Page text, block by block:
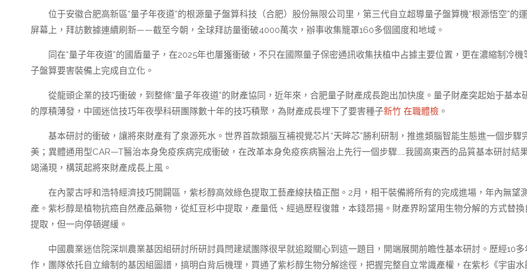
位于安徽合肥高新區“量子年夜道”的根源量子盤算科技（合肥）股份無限公司里，第三代自立超導量子盤算機“根源悟空”的
屏幕上，拜訪數據連續刷新——截至今朝，全球拜訪量衝破4000萬次，辦事收集籠罩160多個國度和地域。
同在“量子年夜道”的國盾量子，在2025年也屢獲衝破，不只在國際量子保密通訊收集扶植中占據主要位置，更在濃縮制冷機
子盤算要害裝備上完成自立化。
從龍頭企業的技巧衝破，到整條“量子年夜道”的財產協同，近年來，合肥量子財產成長跑出加快度。量子財產突起始于基本
的厚積薄發，中國迷信技巧年夜學科研團隊數十年的技巧積聚，為財產成長埋下了要害種子新竹 在職體檢 。
基本研討的衝破，讓將來財產有了泉源死水。世界首款類腦互補視覺芯片“天眸芯”勝利研制，推進類腦智能生態進一個步驟
美；異體通用型CAR—T醫治本身免疫疾病完成衝破，在改革本身免疫疾病醫治上先行一個步驟……我國高東西的品質基本研討結
竭涌現，構筑起將來財產成長上風。
在內蒙古呼和浩特經濟技巧開闢區，紫杉醇高效綠色提取工藝產線扶植正酣。2月，相干裝備將所有的完成進場，年內無望測
產。紫杉醇是植物抗癌自然產品藥物，從紅豆杉中提取，產量低、經過歷程復雜，本錢昂揚。財產界盼望用生物分解的方式替換
提取，但一向停頓遲緩。
中國農業迷信院深圳農業基因組研討所研討員閆建斌團隊很早就追蹤關心到這一題目，開端展開前瞻性基本研討。歷經10多
作，團隊依托自立繪制的基因組圖譜，搞明白背后機理，買通了紫杉醇生物分解途徑，把握完整自立常識產權，在紫杉《宇宙水